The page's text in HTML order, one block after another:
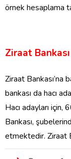
örnek hesaplama
Ziraat
Ziraat Bankası’na
bankası da hacı
Hacı adayları
Bankası,
etmektedir. Ziraat